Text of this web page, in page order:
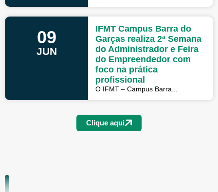
09
JUN
IFMT Campus Barra do
Garças realiza 2ª Semana
do Administrador e Feira
do Empreendedor com
foco na prática
profissional
O IFMT – Campus Barra...
Clique aqui